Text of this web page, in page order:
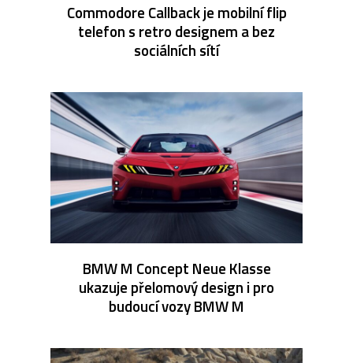
Commodore Callback je mobilní flip
telefon s retro designem a bez
sociálních sítí
BMW M Concept Neue Klasse
ukazuje přelomový design i pro
budoucí vozy BMW M